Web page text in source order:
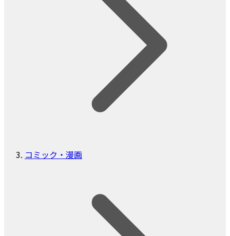
コミック・漫画